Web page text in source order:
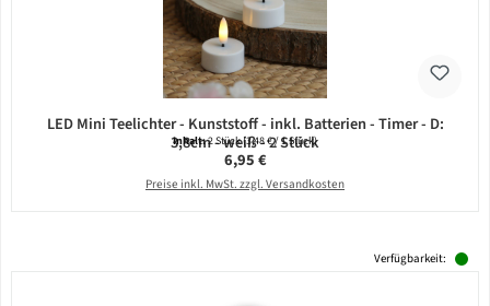
LED Mini Teelichter - Kunststoff - inkl. Batterien - Timer - D:
3,8cm - weiß - 2 Stück
Inhalt:2 Stück(3,48 € / 1 Stück)
Regulärer Preis:
6,95 €
Preise inkl. MwSt. zzgl. Versandkosten
Verfügbarkeit: